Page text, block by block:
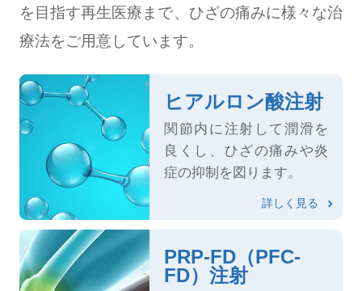
を目指す再生医療まで、ひざの痛みに様々な治
療法をご用意しています。
ヒアルロン酸注射
関節内に注射して潤滑を
良くし、ひざの痛みや炎
症の抑制を図ります。
詳しく見る
PRP-FD（PFC-
FD）注射